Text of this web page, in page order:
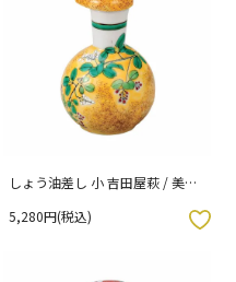
しょう油差し 小 吉田屋萩 / 美山
5,280円(税込)